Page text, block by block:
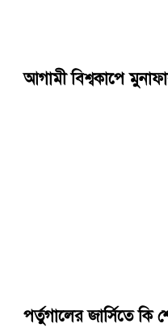
আগামী বিশ্বকাপে
পর্তুগালের জার্সিতে কি